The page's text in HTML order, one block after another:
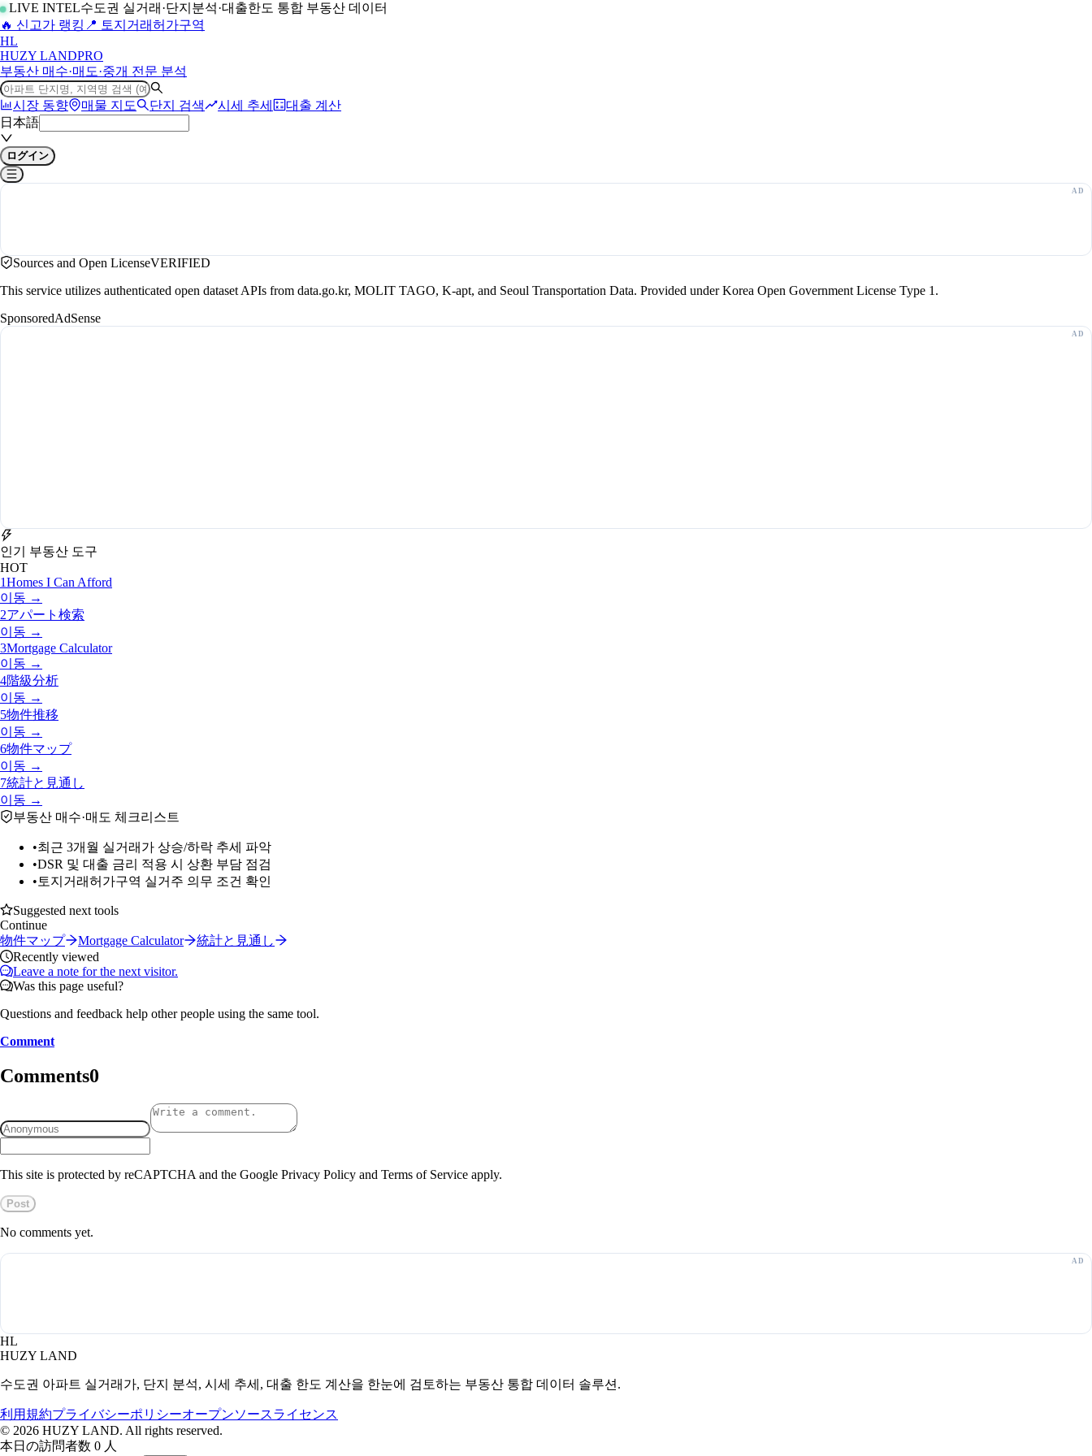
LIVE INTEL수도권 실거래·단지분석·대출한도 통합 부동산 데이터
🔥 신고가 랭킹 📍 토지거래허가구역
HL
HUZY LANDPRO
부동산 매수·매도·중개 전문 분석
시장 동향 매물 지도 단지 검색 시세 추세
대출 계산
日本語
ログイン
Sources and Open LicenseVERIFIED
This service utilizes authenticated open dataset APIs from data.go.kr, MOLIT TAGO, K-apt, and Seoul Transportation Data. Provided under Korea Open Government License Type 1.
SponsoredAdSense
인기 부동산 도구
HOT
1Homes I Can Afford
이동 →
2アパート検索
이동 →
3Mortgage Calculator
이동 →
4階級分析
이동 →
5物件推移
이동 →
6物件マップ
이동 →
7統計と見通し
이동 →
부동산 매수·매도 체크리스트
•최근 3개월 실거래가 상승/하락 추세 파악
•DSR 및 대출 금리 적용 시 상환 부담 점검
• 토지거래허가구역 실거주 의무 조건 확인
Suggested next tools
Continue
物件マップ
Mortgage Calculator
統計と見通し
Recently viewed
Leave a note for the next visitor.
Was this page useful?
Questions and feedback help other people using the same tool.
Comment
Comments0
This site is protected by reCAPTCHA and the Google Privacy Policy and Terms of Service apply.
Post
No comments yet.
HL
HUZY LAND
수도권 아파트 실거래가, 단지 분석, 시세 추세, 대출 한도 계산을 한눈에 검토하는 부동산 통합 데이터 솔루션.
利用規約プライバシーポリシーオープンソースライセンス
© 2026 HUZY LAND. All rights reserved.
本日の訪問者数 0 人